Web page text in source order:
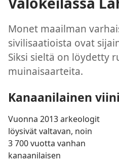
Monet maailman
sivilisaatioista ovat
Siksi sieltä on löydetty
muinaisaarteita.
Kanaanilainen
Vuonna 2013 arkeologit
löysivät valtavan, noin
3 700 vuotta vanhan
kanaanilaisen